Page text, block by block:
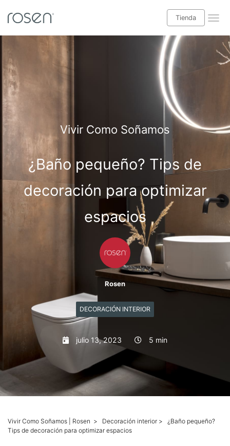
Tienda
¡Leer blog Babyrosen!
Tienda
Salud y bienestar
Decoración interior
Casas y exteriores
Especial niños
Guías descargables
Vivir Como Soñamos
¿Baño pequeño? Tips de
decoración para optimizar
espacios
Rosen
DECORACIÓN INTERIOR
julio 13, 2023 5 min
Vivir Como Soñamos | Rosen > Decoración interior > ¿Baño pequeño?
Tips de decoración para optimizar espacios